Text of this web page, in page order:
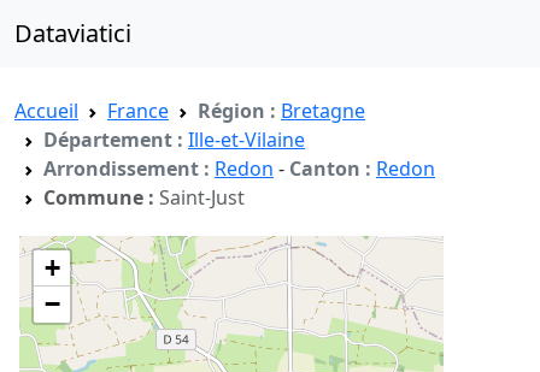
Dataviatici
Accueil France Région : Bretagne
Département : Ille-et-Vilaine
Arrondissement : Redon - Canton : Redon
Commune : Saint-Just
+
−